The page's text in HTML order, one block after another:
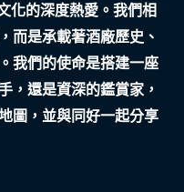
的深度熱愛。我們相
而是承載著酒廠歷史、
我們的使命是搭建一座
，還是資深的鑑賞家，
圖，並與同好一起分享